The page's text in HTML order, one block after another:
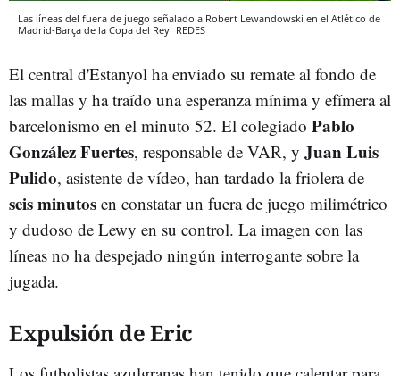
Las líneas del fuera de juego señalado a Robert Lewandowski en el Atlético de
Madrid-Barça de la Copa del Rey REDES
El central d'Estanyol ha enviado su remate al fondo de
las mallas y ha traído una esperanza mínima y efímera al
barcelonismo en el minuto 52. El colegiado Pablo
González Fuertes, responsable de VAR, y Juan Luis
Pulido, asistente de vídeo, han tardado la friolera de
seis minutos en constatar un fuera de juego milimétrico
y dudoso de Lewy en su control. La imagen con las
líneas no ha despejado ningún interrogante sobre la
jugada.
Expulsión de Eric